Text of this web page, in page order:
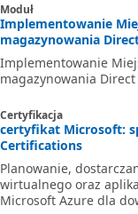
Moduł
Implementowanie
magazynowania
Implementowanie
magazynowania Direct
Certyfikacja
certyfikat Microsoft:
Certifications
Planowanie,
wirtualnego oraz
Microsoft Azure dla